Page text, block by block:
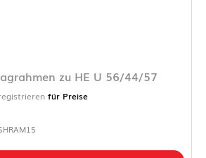
zu HE U 56/44/57
für Preise